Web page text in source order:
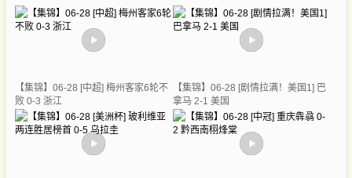
【集锦】06-28 [中超] 梅州客家6轮不
败 0-3 浙江
【集锦】06-28 [剧情拉满！美国1] 巴
拿马 2-1 美国